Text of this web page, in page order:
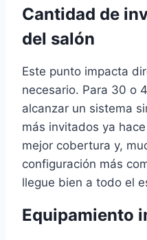
Cantidad de
del salón
Este punto impacta
necesario. Para 30 o
alcanzar un sistema
más invitados ya
mejor cobertura y,
configuración más
llegue bien a todo el
Equipamiento